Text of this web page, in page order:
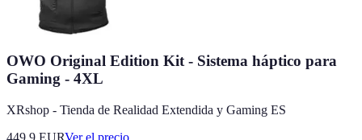
OWO Original Edition Kit - Sistema háptico para
Gaming - 4XL
XRshop - Tienda de Realidad Extendida y Gaming ES
449.9 EURVer el precio